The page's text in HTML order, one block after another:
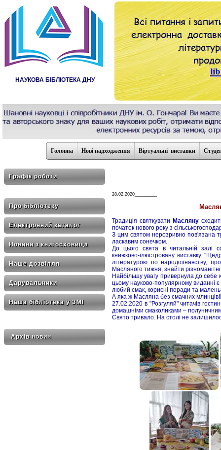
НАУКОВА БІБЛІОТЕКА ДНУ
Головна Нові надходження Віртуальні виставки
Графік роботи
Про бібліотеку
Електронний каталог
Новини з книгосховища
Наше дозвілля
Дарувальники
Наша бібліотека у ЗМІ
Архів новин
28.02.2020_________
Традиція святкувати Масляну
початок нового року з
З цим святом нерозривно пов'язана
ласкавим сонечком.
До цього свята в читальній залі
книжково-ілюстровану виставку
літературою по народознавству, про
Масляного тижня, знайти
Найбільшу увагу привернула до себе
цьому науково-популярному виданні
любий смак, корисні поради та
А яка ж Масляна без смачних
27.02.2020 в "Розгуляй" читачів
домашніми смаколиками –
Свято тривало. На столі не